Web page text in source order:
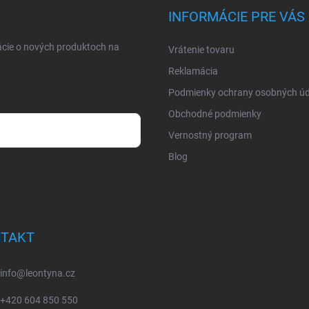
o nových produktoch na
INFORMÁCIE PRE VÁS
Vrátenie tovaru
Reklamácia
Podmienky ochrany osobných
Obchodné podmienky
Vernostný program
Blog
info@ leontyna.cz
+420 604 850 550